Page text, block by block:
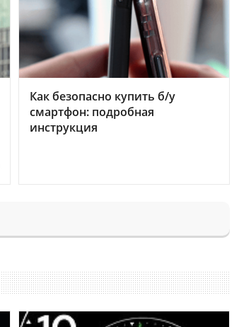
Как безопасно купить б/у
смартфон: подробная
инструкция